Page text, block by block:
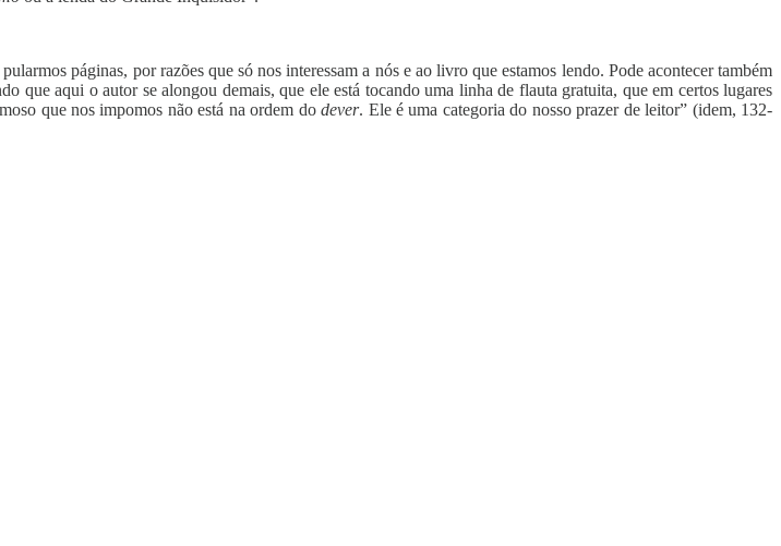
páginas, por razões que só nos interessam a nós e ao livro que estamos lendo. Pode acontecer também
que aqui o autor se alongou demais, que ele está tocando uma linha de flauta gratuita, que em certos lugares
que nos impomos não está na ordem dodever. Ele é uma categoria do nosso prazer de leitor” (idem, 132-